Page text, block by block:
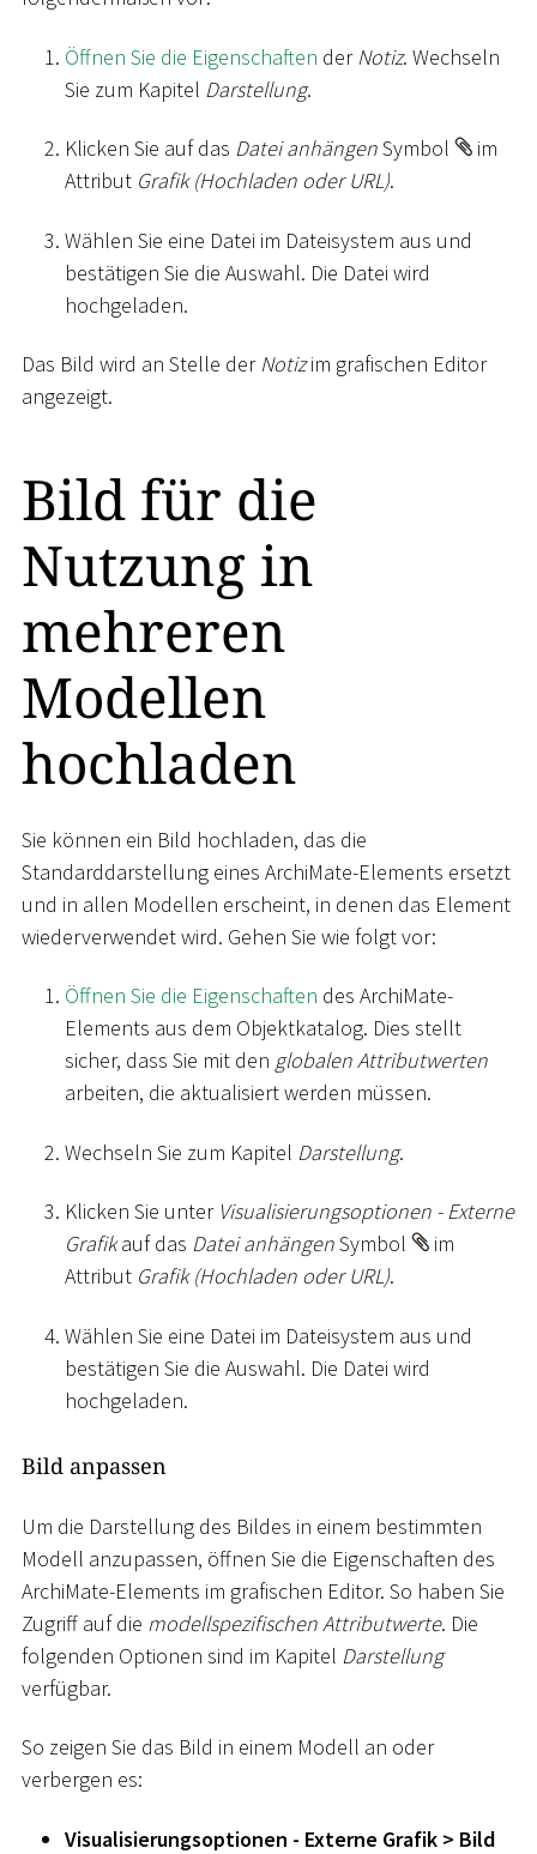
Öffnen Sie die Eigenschaften derNotiz. Wechseln
Sie zum Kapitel Darstellung.
Klicken Sie auf das Datei anhängenSymbol
im
Attribut Grafik (Hochladen oder URL).
Wählen Sie eine Datei im Dateisystem aus und
bestätigen Sie die Auswahl. Die Datei wird
hochgeladen.
Das Bild wird an Stelle derNotizim grafischen Editor
angezeigt.
Bild für die
Nutzung in
mehreren
Modellen
hochladen
Sie können ein Bild hochladen, das die
Standarddarstellung eines ArchiMate-Elements ersetzt
und in allen Modellen erscheint, in denen das Element
wiederverwendet wird. Gehen Sie wie folgt vor:
Öffnen Sie die Eigenschaften des ArchiMate-
Elements aus dem Objektkatalog. Dies stellt
sicher, dass Sie mit den globalen Attributwerten
arbeiten, die aktualisiert werden müssen.
Wechseln Sie zum Kapitel Darstellung.
Klicken Sie unter Visualisierungsoptionen - Externe
Grafikauf das Datei anhängenSymbol
im
Attribut Grafik (Hochladen oder URL).
Wählen Sie eine Datei im Dateisystem aus und
bestätigen Sie die Auswahl. Die Datei wird
hochgeladen.
Bild anpassen
Um die Darstellung des Bildes in einem bestimmten
Modell anzupassen, öffnen Sie die Eigenschaften des
ArchiMate-Elements im grafischen Editor. So haben Sie
Zugriff auf die modellspezifischen Attributwerte. Die
folgenden Optionen sind im Kapitel Darstellung
verfügbar.
So zeigen Sie das Bild in einem Modell an oder
verbergen es:
Visualisierungsoptionen - Externe Grafik > Bild